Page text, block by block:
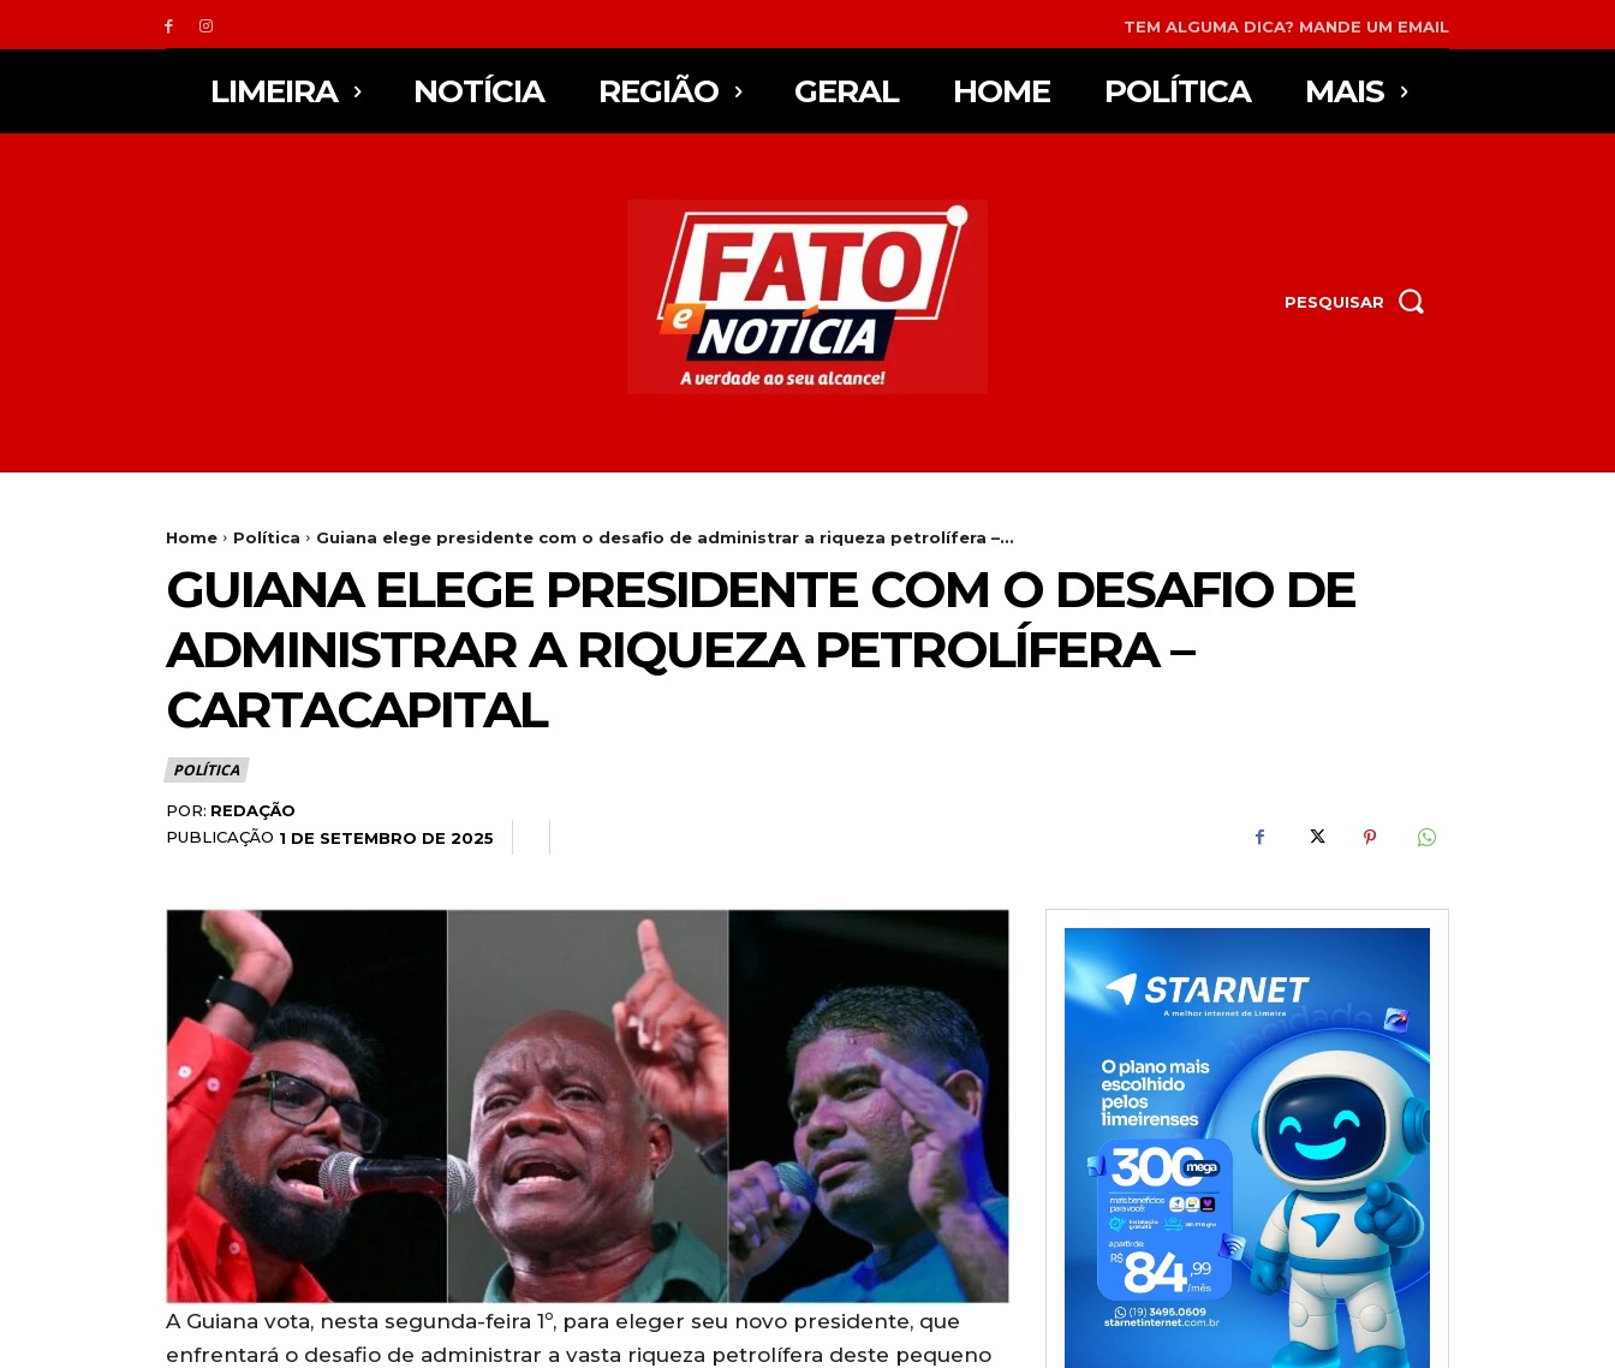
TEM ALGUMA DICA? MANDE UM EMAIL
LIMEIRA NOTÍCIA REGIÃO GERAL HOME POLÍTICA MAIS
PESQUISAR
Home Política Guiana elege presidente com o desafio de administrar a riqueza petrolífera –...
GUIANA ELEGE PRESIDENTE COM O DESAFIO DE
ADMINISTRAR A RIQUEZA PETROLÍFERA –
CARTACAPITAL
POLÍTICA
POR: REDAÇÃO
PUBLICAÇÃO 1 DE SETEMBRO DE 2025
A Guiana vota, nesta segunda-feira 1º, para eleger seu novo presidente, que
enfrentará o desafio de administrar a vasta riqueza petrolífera deste pequeno